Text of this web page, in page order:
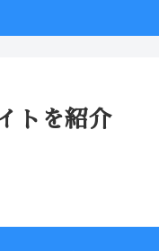
トを紹介